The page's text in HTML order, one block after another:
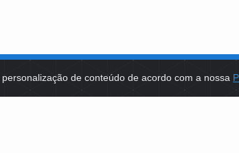
de conteúdo de acordo com a nossa
IDENTIDADE VISUAL